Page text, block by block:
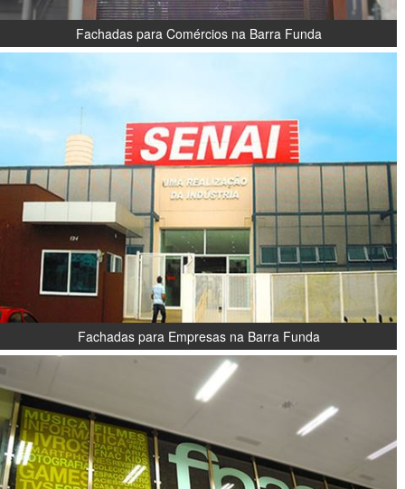
Fachadas para Comércios na Barra Funda
Fachadas para Empresas na Barra Funda